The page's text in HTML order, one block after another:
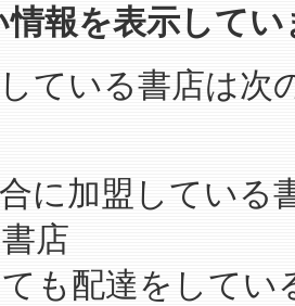
情報を表示して
ている書店は次
に加盟している
店
も配達をしてい